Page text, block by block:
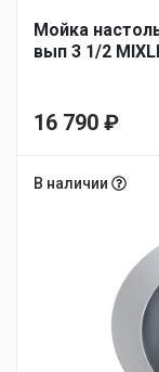
Мойка
вып 3 1/2
16 790 ₽
В наличии